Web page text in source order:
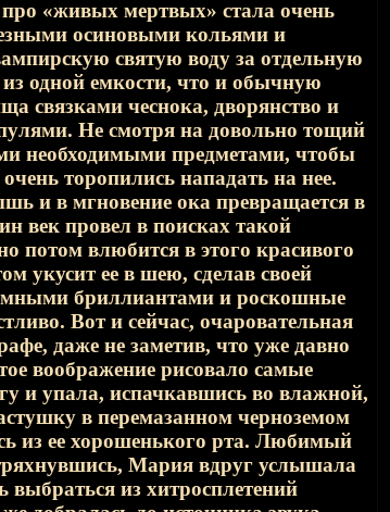
«живых мертвых» стала очень
осиновыми кольями и
святую воду за отдельную
одной емкости, что и обычную
связками чеснока, дворянство и
Не смотря на довольно тощий
необходимыми предметами, чтобы
торопились нападать на нее.
и в мгновение ока превращается в
век провел в поисках такой
потом влюбится в этого красивого
укусит ее в шею, сделав своей
бриллиантами и роскошные
Вот и сейчас, очаровательная
даже не заметив, что уже давно
воображение рисовало самые
и упала, испачкавшись во влажной,
в перемазанном черноземом
из ее хорошенького рта. Любимый
Мария вдруг услышала
из хитросплетений